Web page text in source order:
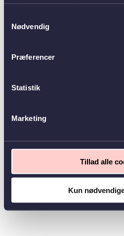
Nødvendig
Præferencer
Statistik
Marketing
Tillad alle
Kun